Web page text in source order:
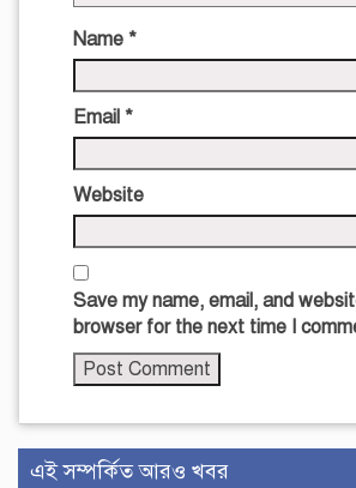
Name *
Email *
Website
Save my name, email, and
browser for the next time I
এই সম্পর্কিত আরও খবর